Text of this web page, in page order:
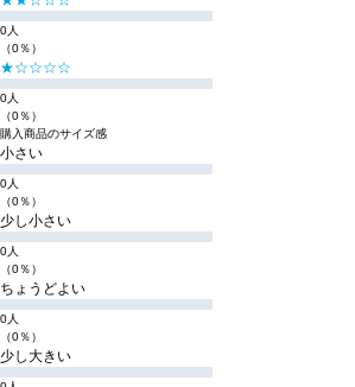
0人
（0％）
★☆☆☆☆
0人
（0％）
購入商品のサイズ感
小さい
0人
（0％）
少し小さい
0人
（0％）
ちょうどよい
0人
（0％）
少し大きい